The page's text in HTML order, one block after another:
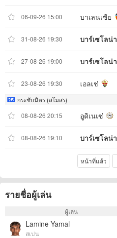
06-09-26 15:00 บาเลนเซีย
31-08-26 19:30 บาร์เซโลน่า
27-08-26 19:00 บาร์เซโลน่า
23-08-26 19:30 เอลเช่
กระชับมิตร (สโมสร)
08-08-26 20:15
อูดิเนเซ่
08-08-26 19:10 บาร์เซโลน่า
หน้าที่แล้ว
รายชื่อผู้เล่น
ผู้เล่น
Lamine Yamal
สเปน